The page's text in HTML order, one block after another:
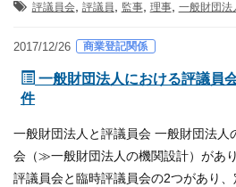
評議員会, 評議員 監事, 理事, 一般財団法
2017/12/26 商業登記関係
一般財団法人における評議員
件
一般財団法人と評議員会 一般財団法人
会（≫一般財団法人の機関設計）があ
評議員会と臨時評議員会の2つがあり、